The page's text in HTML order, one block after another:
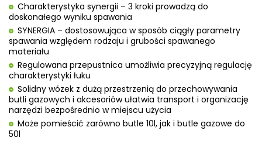
Charakterystyka synergii – 3 kroki prowadzą do
doskonałego wyniku spawania
SYNERGIA – dostosowująca w sposób ciągły parametry
spawania względem rodzaju i grubości spawanego
materiału
Regulowana przepustnica umożliwia precyzyjną regulację
charakterystyki łuku
Solidny wózek z dużą przestrzenią do przechowywania
butli gazowych i akcesoriów ułatwia transport i organizację
narzędzi bezpośrednio w miejscu użycia
Może pomieścić zarówno butle 10l, jak i butle gazowe do
50l